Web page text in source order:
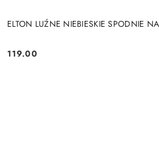
ELTON LUŹNE NIEBIESKIE SPODNIE
Cena:
119.00